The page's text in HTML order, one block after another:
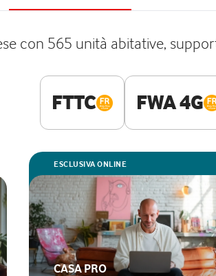
con 565 unità abitative,
FTTC FWA 4G
ESCLUSIVA ONLINE
CASA PRO